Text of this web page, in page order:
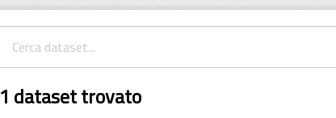
1 dataset trovato